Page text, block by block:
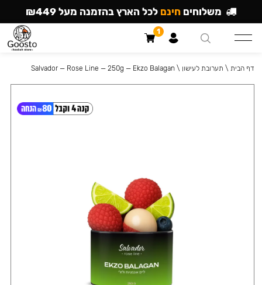
דף הבית \ תערובת לעישון \
Salvador — Rose Line — 250g — Ekzo Balagan
משלוחים חינם לכל הארץ בהזמנה מעל ₪449
1